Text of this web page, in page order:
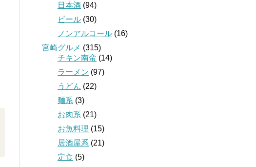
日本酒 (94)
ビール (30)
ノンアルコール (16)
宮崎グルメ (315)
チキン南蛮 (14)
ラーメン (97)
うどん (22)
麺系 (3)
お肉系 (21)
お魚料理 (15)
居酒屋系 (21)
定食 (5)